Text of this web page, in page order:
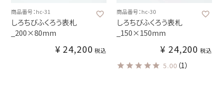
商品番号：hc-31
しろちびふくろう表札
_200×80mm
¥ 24,200 税込
商品番号：hc-30
しろちびふくろう表札
_150×150mm
¥ 24,200 税込
5.00 （1）